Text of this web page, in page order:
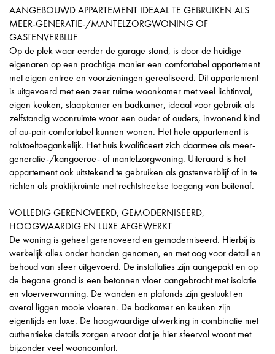
AANGEBOUWD APPARTEMENT IDEAAL TE GEBRUIKEN ALS
MEER-GENERATIE-/MANTELZORGWONING OF
GASTENVERBLIJF
Op de plek waar eerder de garage stond, is door de huidige
eigenaren op een prachtige manier een comfortabel appartement
met eigen entree en voorzieningen gerealiseerd. Dit appartement
is uitgevoerd met een zeer ruime woonkamer met veel lichtinval,
eigen keuken, slaapkamer en badkamer, ideaal voor gebruik als
zelfstandig woonruimte waar een ouder of ouders, inwonend kind
of au-pair comfortabel kunnen wonen. Het hele appartement is
rolstoeltoegankelijk. Het huis kwalificeert zich daarmee als meer-
generatie-/kangoeroe- of mantelzorgwoning. Uiteraard is het
appartement ook uitstekend te gebruiken als gastenverblijf of in te
richten als praktijkruimte met rechtstreekse toegang van buitenaf.
VOLLEDIG GERENOVEERD, GEMODERNISEERD,
HOOGWAARDIG EN LUXE AFGEWERKT
De woning is geheel gerenoveerd en gemoderniseerd. Hierbij is
werkelijk alles onder handen genomen, en met oog voor detail en
behoud van sfeer uitgevoerd. De installaties zijn aangepakt en op
de begane grond is een betonnen vloer aangebracht met isolatie
en vloerverwarming. De wanden en plafonds zijn gestuukt en
overal liggen mooie vloeren. De badkamer en keuken zijn
eigentijds en luxe. De hoogwaardige afwerking in combinatie met
authentieke details zorgen ervoor dat je hier sfeervol woont met
bijzonder veel wooncomfort.